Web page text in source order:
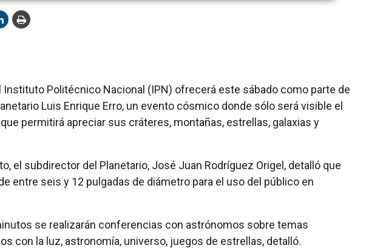
Instituto Politécnico Nacional (IPN) ofrecerá este sábado como parte de
Luis Enrique Erro, un evento cósmico donde sólo será visible el
permitirá apreciar sus cráteres, montañas, estrellas, galaxias y
el subdirector del Planetario, José Juan Rodríguez Origel, detalló que
entre seis y 12 pulgadas de diámetro para el uso del público en
se realizarán conferencias con astrónomos sobre temas
con la luz, astronomía, universo, juegos de estrellas, detalló.